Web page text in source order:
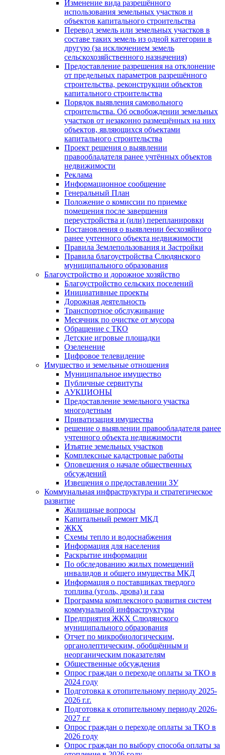
Изменение вида разрешённого
использования земельных участков и
объектов капитального строительства
Перевод земель или земельных участков в
составе таких земель из одной категории в
другую (за исключением земель
сельскохозяйственного назначения)
Предоставление разрешения на отклонение
от предельных параметров разрешённого
строительства, реконструкции объектов
капитального строительства
Порядок выявления самовольного
строительства. Об освобождении земельных
участков от незаконно размещённых на них
объектов, являющихся объектами
капитального строительства
Проект решения о выявлении
правообладателя ранее учтённых объектов
недвижимости
Реклама
Информационное сообщение
Генеральный План
Положение о комиссии по приемке
помещения после завершения
переустройства и (или) перепланировки
Постановления о выявлении бесхозяйного
ранее учтенного объекта недвижимости
Правила Землепользования и Застройки
Правила благоустройства Слюдянского
муниципального образования
Благоустройство и дорожное хозяйство
Благоустройство сельских поселений
Инициативные проекты
Дорожная деятельность
Транспортное обслуживание
Месячник по очистке от мусора
Обращение с ТКО
Детские игровые площадки
Озеленение
Цифровое телевидение
Имущество и земельные отношения
Муниципальное имущество
Публичные сервитуты
АУКЦИОНЫ
Предоставление земельного участка
многодетным
Приватизация имущества
решение о выявлении правообладателя ранее
учтенного объекта недвижимости
Изъятие земельных участков
Комплексные кадастровые работы
Оповещения о начале общественных
обсуждений
Извещения о предоставлении ЗУ
Коммунальная инфраструктура и стратегическое
развитие
Жилищные вопросы
Капитальный ремонт МКД
ЖКХ
Схемы тепло и водоснабжения
Информация для населения
Раскрытие информации
По обследованию жилых помещений
инвалидов и общего имущества МКД
Информация о поставщиках твердого
топлива (уголь, дрова) и газа
Программа комплексного развития систем
коммунальной инфраструктуры
Предприятия ЖКХ Слюдянского
муниципального образования
Отчет по микробиологическим,
органолептическим, обобщённым и
неорганическим показателям
Общественные обсуждения
Опрос граждан о переходе оплаты за ТКО в
2024 году
Подготовка к отопительному периоду 2025-
2026 г.г.
Подготовка к отопительному периоду 2026-
2027 г.г
Опрос граждан о переходе оплаты за ТКО в
2026 году
Опрос граждан по выбору способа оплаты за